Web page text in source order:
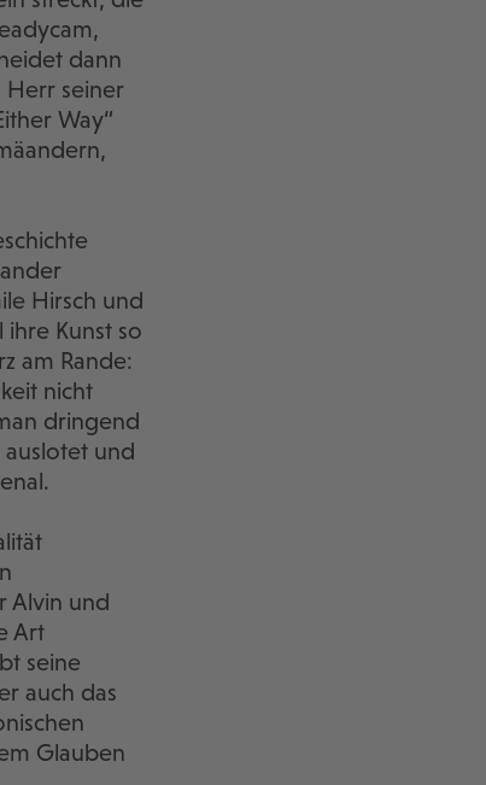
dann
Herr seiner
Way“
Hirsch und
Kunst so
am Rande:
nicht
dringend
und
Alvin und
Art
seine
auch das
Glauben